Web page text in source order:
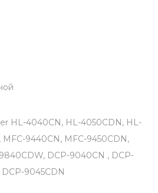
HL-4040CN, HL-4050CDN, HL-
9440CN, MFC-9450CDN,
DCP-9040CN , DCP-
9045CDN